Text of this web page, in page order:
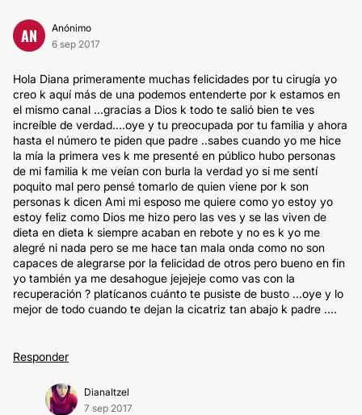
AN
Anónimo
6 sep 2017
Hola Diana primeramente muchas felicidades por tu cirugía yo
creo k aquí más de una podemos entenderte por k estamos en
el mismo canal ...gracias a Dios k todo te salió bien te ves
increíble de verdad....oye y tu preocupada por tu familia y ahora
hasta el número te piden que padre ..sabes cuando yo me hice
la mía la primera ves k me presenté en público hubo personas
de mi familia k me veían con burla la verdad yo si me sentí
poquito mal pero pensé tomarlo de quien viene por k son
personas k dicen Ami mi esposo me quiere como yo estoy yo
estoy feliz como Dios me hizo pero las ves y se las viven de
dieta en dieta k siempre acaban en rebote y no es k yo me
alegré ni nada pero se me hace tan mala onda como no son
capaces de alegrarse por la felicidad de otros pero bueno en fin
yo también ya me desahogue jejejeje como vas con la
recuperación ? platícanos cuánto te pusiste de busto ...oye y lo
mejor de todo cuando te dejan la cicatriz tan abajo k padre ....
Responder
DianaItzel
7 sep 2017